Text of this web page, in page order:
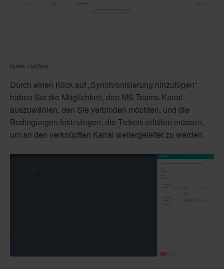
Quelle: HubSpot
Durch einen Klick auf „Synchronisierung hinzufügen“
haben Sie die Möglichkeit, den MS Teams-Kanal
auszuwählen, den Sie verbinden möchten, und die
Bedingungen festzulegen, die Tickets erfüllen müssen,
um an den verknüpften Kanal weitergeleitet zu werden.